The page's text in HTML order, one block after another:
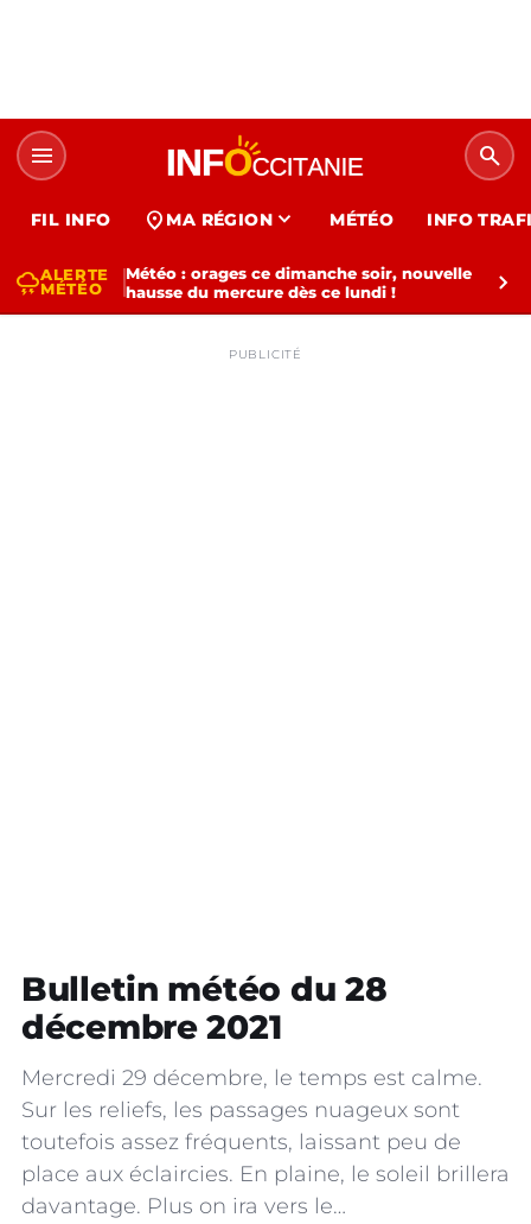
menu search
FIL INFO location_on MA RÉGION expand_more MÉTÉO INFO
thunderstormALERTE
MÉTÉO
Météo : orages ce dimanche soir, nouvelle
hausse du mercure dès ce lundi !
chevron_right
PUBLICITÉ
Bulletin météo du 28
décembre 2021
Mercredi 29 décembre, le temps est calme.
Sur les reliefs, les passages nuageux sont
toutefois assez fréquents, laissant peu de
place aux éclaircies. En plaine, le soleil brillera
davantage. Plus on ira vers le…